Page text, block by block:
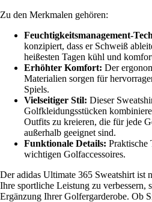
Zu den Merkmalen gehören:
Feuchtigkeitsmanagement-
konzipiert, dass er Schweiß
heißesten Tagen kühl und
Erhöhter Komfort: Der
Materialien sorgen für
Spiels.
Vielseitiger Stil: Dieser
Golfkleidungsstücken
Outfits zu kreieren, die für jede
außerhalb geeignet sind.
Funktionale Details: Praktische
wichtigen Golfaccessoires.
Der adidas Ultimate 365 Sweatshirt ist
Ihre sportliche Leistung zu verbessern,
Ergänzung Ihrer Golfergarderobe. Ob